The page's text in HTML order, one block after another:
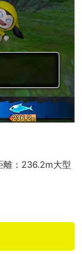
：236.2m大型